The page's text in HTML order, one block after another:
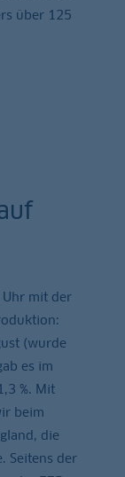
über 125
Uhr mit der
(wurde
es im
%. Mit
beim
die
Seitens der